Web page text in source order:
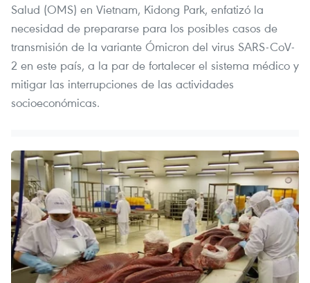
Salud (OMS) en Vietnam, Kidong Park, enfatizó la
necesidad de prepararse para los posibles casos de
transmisión de la variante Ómicron del virus SARS-CoV-
2 en este país, a la par de fortalecer el sistema médico y
mitigar las interrupciones de las actividades
socioeconómicas.